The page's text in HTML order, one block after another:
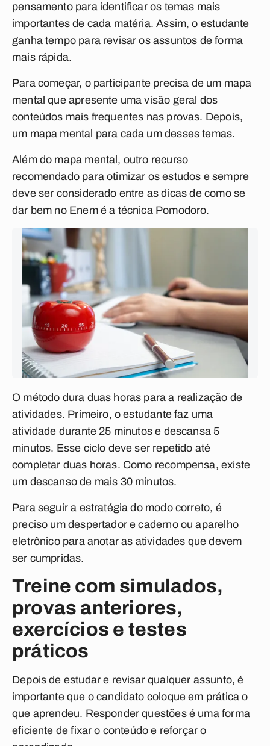
pensamento para identificar os temas mais
importantes de cada matéria. Assim, o estudante
ganha tempo para revisar os assuntos de forma
mais rápida.
Para começar, o participante precisa de um mapa
mental que apresente uma visão geral dos
conteúdos mais frequentes nas provas. Depois,
um mapa mental para cada um desses temas.
Além do mapa mental, outro recurso
recomendado para otimizar os estudos e sempre
deve ser considerado entre as dicas de como se
dar bem no Enem é a técnica Pomodoro.
O método dura duas horas para a realização de
atividades. Primeiro, o estudante faz uma
atividade durante 25 minutos e descansa 5
minutos. Esse ciclo deve ser repetido até
completar duas horas. Como recompensa, existe
um descanso de mais 30 minutos.
Para seguir a estratégia do modo correto, é
preciso um despertador e caderno ou aparelho
eletrônico para anotar as atividades que devem
ser cumpridas.
Treine com simulados,
provas anteriores,
exercícios e testes
práticos
Depois de estudar e revisar qualquer assunto, é
importante que o candidato coloque em prática o
que aprendeu. Responder questões é uma forma
eficiente de fixar o conteúdo e reforçar o